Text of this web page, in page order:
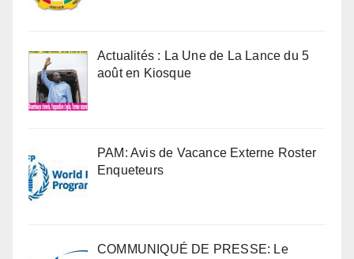
Actualités : La Une de La Lance du 5
août en Kiosque
PAM: Avis de Vacance Externe Roster
Enqueteurs
COMMUNIQUÉ DE PRESSE: Le